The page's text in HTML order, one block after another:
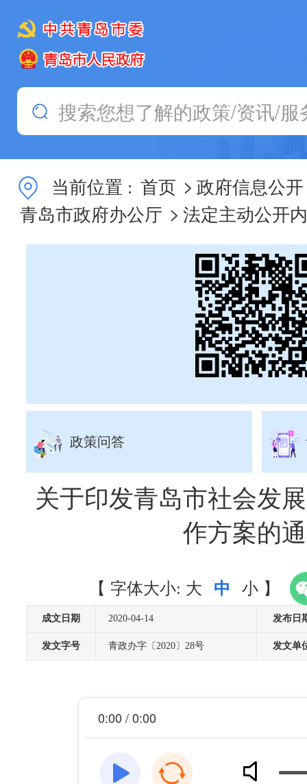
当前位置 : 首页 > 政府信息公开
青岛市政府办公厅 > 法定主动公开
政策问答
关于印发青岛市社会发
作方案的
【 字体大小: 大 中 小 】
成文日期 2020-04-14 发布日
发文字号 青政办字〔2020〕28号 发文单
0:00 / 0:00